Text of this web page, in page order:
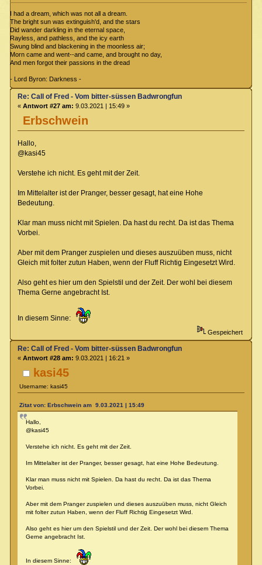
I had a dream, which was not all a dream.
The bright sun was extinguish'd, and the stars
Did wander darkling in the eternal space,
Rayless, and pathless, and the icy earth
Swung blind and blackening in the moonless air;
Morn came and went--and came, and brought no day,
And men forgot their passions in the dread
- Lord Byron: Darkness -
Erbschwein
Re: Call of Fred - Vom bitter-süssen Badwrongfun
« Antwort #27 am: 9.03.2021 | 15:49 »
Hallo,
@kasi45
Verstehe ich nicht. Es geht mit der Zeit.
Im Mittelalter ist der Pranger, besser gesagt, hat eine Hohe
Bedeutung.
Klar man muss nicht mit Spielen. Da hast du recht. Da ist das Thema
Vorbei.
Aber mit dem Pranger zuspielen und dieses auszuüben muss, nicht
Gleich mit folter zutun Haben, wenn der Fluff Richtig Eingesetzt Wird.
Also geht es hier um den Spielstil und der Zeit. Der wohl bei diesem
Thema Gerne angebracht Ist.
In diesem Sinne:
Gespeichert
kasi45
Username: kasi45
Re: Call of Fred - Vom bitter-süssen Badwrongfun
« Antwort #28 am: 9.03.2021 | 16:21 »
Zitat von: Erbschwein am 9.03.2021 | 15:49
Hallo,
@kasi45
Verstehe ich nicht. Es geht mit der Zeit.
Im Mittelalter ist der Pranger, besser gesagt, hat eine Hohe Bedeutung.
Klar man muss nicht mit Spielen. Da hast du recht. Da ist das Thema
Vorbei.
Aber mit dem Pranger zuspielen und dieses auszuüben muss, nicht Gleich
mit folter zutun Haben, wenn der Fluff Richtig Eingesetzt Wird.
Also geht es hier um den Spielstil und der Zeit. Der wohl bei diesem Thema
Gerne angebracht Ist.
In diesem Sinne: